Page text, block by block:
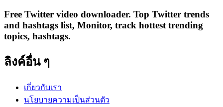
Free Twitter video downloader. Top Twitter trends
and hashtags list, Monitor, track hottest trending
topics, hashtags.
ลิงค์อื่น ๆ
เกี่ยวกับเรา
นโยบายความเป็นส่วนตัว